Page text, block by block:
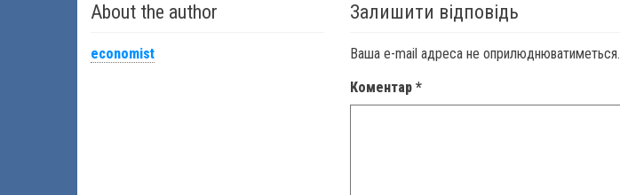
About the author
economist
Залишити відповідь
Ваша e-mail адреса не оприлюднюватиметься.
Коментар*